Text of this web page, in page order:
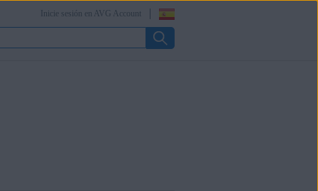
Inicie sesión en AVG Account